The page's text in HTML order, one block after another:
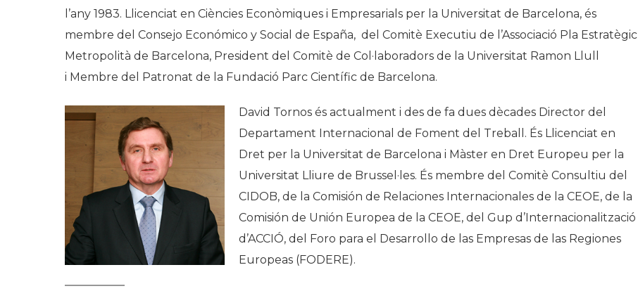
l’any 1983. Llicenciat en Ciències Econòmiques i Empresarials per la Universitat de Barcelona, és
membre del Consejo Económico y Social de España, del Comitè Executiu de l’Associació Pla Estratègic
Metropolità de Barcelona, President del Comitè de Col·laboradors de la Universitat Ramon Llull
i Membre del Patronat de la Fundació Parc Científic de Barcelona.
David Tornos és actualment i des de fa dues dècades Director del
Departament Internacional de Foment del Treball. És Llicenciat en
Dret per la Universitat de Barcelona i Màster en Dret Europeu per la
Universitat Lliure de Brussel·les. És membre del Comitè Consultiu del
CIDOB, de la Comisión de Relaciones Internacionales de la CEOE, de la
Comisión de Unión Europea de la CEOE, del Gup d’Internacionalització
d’ACCIÓ, del Foro para el Desarrollo de las Empresas de las Regiones
Europeas (FODERE).